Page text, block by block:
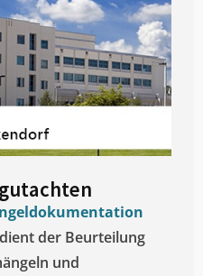
der Beurteilung
und